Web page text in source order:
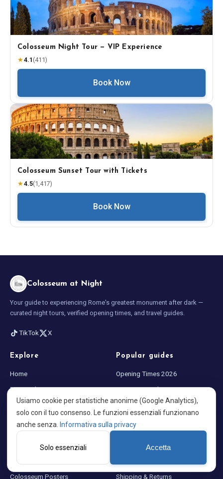
Colosseum Night Tour — VIP Experience
★4.1 (411)
Book Now
Colosseum Sunset Tour with Tickets
★4.5(1,417)
Book Now
Colosseum at Night
Your guide to experiencing Rome's greatest monument after dark —
curated night tours, verified opening times, and travel guides.
TikTok X
Explore
Home
Best Night Tours
Blog
About us
Popular guides
Opening Times 2026
Visiting at Night
What to Wear in Rome
Colosseum Facts
Rome Souvenirs
Colosseum Posters
Shipping & Returns
Usiamo cookie per statistiche anonime (Google Analytics),
solo con il tuo consenso. Le funzioni essenziali funzionano
anche senza.
Informativa sulla privacy
Solo essenziali Accetta